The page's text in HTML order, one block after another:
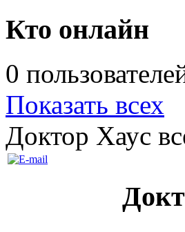
Кто онлайн
0
Показать всех
Доктор Хаус